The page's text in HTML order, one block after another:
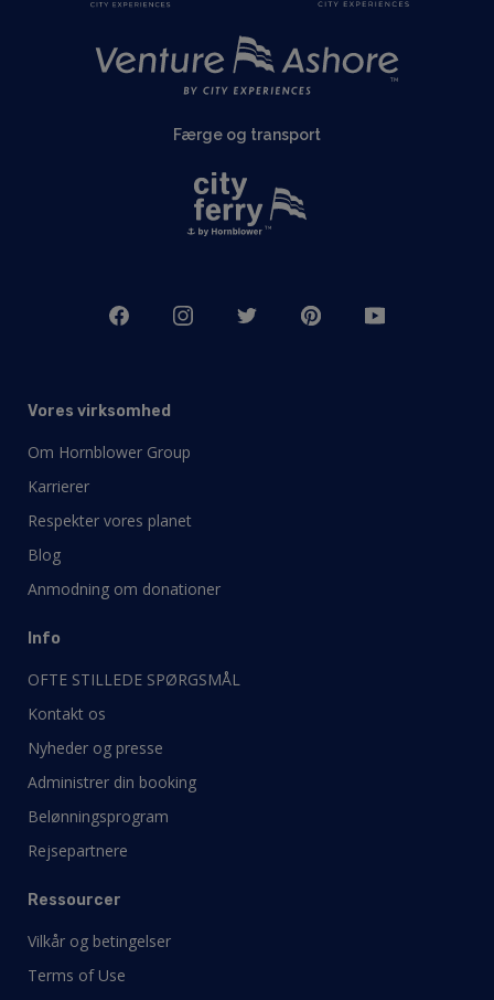
Færge og transport
Vores virksomhed
Om Hornblower Group
Karrierer
Respekter vores planet
Blog
Anmodning om donationer
Info
OFTE STILLEDE SPØRGSMÅL
Kontakt os
Nyheder og presse
Administrer din booking
Belønningsprogram
Rejsepartnere
Ressourcer
Vilkår og betingelser
Terms of Use